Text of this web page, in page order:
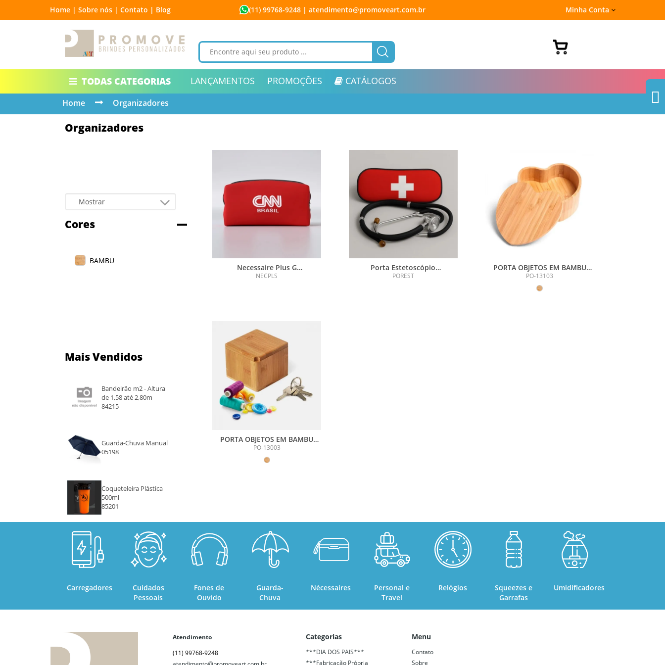
Home | Sobre nós | Contato | Blog (11) 99768-9248 | atendimento@promoveart.com.br Minha Conta
TODAS CATEGORIAS LANÇAMENTOS PROMOÇÕES CATÁLOGOS
Home Organizadores
Organizadores
Cores
BAMBU
Mais Vendidos
Bandeirão m2 - Altura
de 1,58 até 2,80m
84215
Guarda-Chuva Manual
05198
Coqueteleira Plástica
500ml
85201
Necessaire Plus G
Personalizada
NECPLS
Porta Estetoscópio
Personalizado
POREST
PORTA OBJETOS EM BAMBU
COM FORMATO DE CORAÇÃO
PO-13103
PORTA OBJETOS EM BAMBU
COM TAMPA GIRATÓRIA
PO-13003
Carregadores
Cuidados
Pessoais
Fones de
Ouvido
Guarda-
Chuva
Nécessaires
Personal e
Travel
Relógios
Squeezes e
Garrafas
Umidificadores
Atendimento
(11) 99768-9248
Categorias
***DIA DOS PAIS***
***Fabricação Própria
Menu
Contato
Sobre